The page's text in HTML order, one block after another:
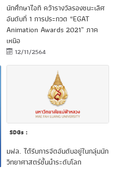
นักศึกษาไอที คว้ารางวัลรองชนะเลิศ
อันดับที่ 1 การประกวด “EGAT
Animation Awards 2021” ภาค
เหนือ
12/11/2564
SDGs :
มฟล. ได้รับการจัดอันดับอยู่ในกลุ่มนัก
วิทยาศาสตร์ชั้นนำระดับโลก